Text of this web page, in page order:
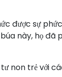
được sự
này, họ đã
non trẻ với